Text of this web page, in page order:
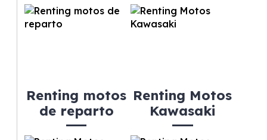
Renting motos
de reparto
Renting Motos
Kawasaki